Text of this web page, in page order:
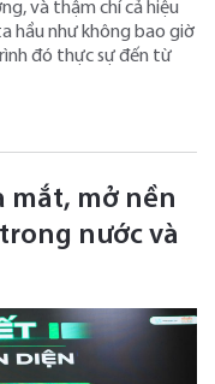
và thậm chí cả hiệu
hầu như không bao giờ
đó thực sự đến từ
mắt, mở nền
nước và